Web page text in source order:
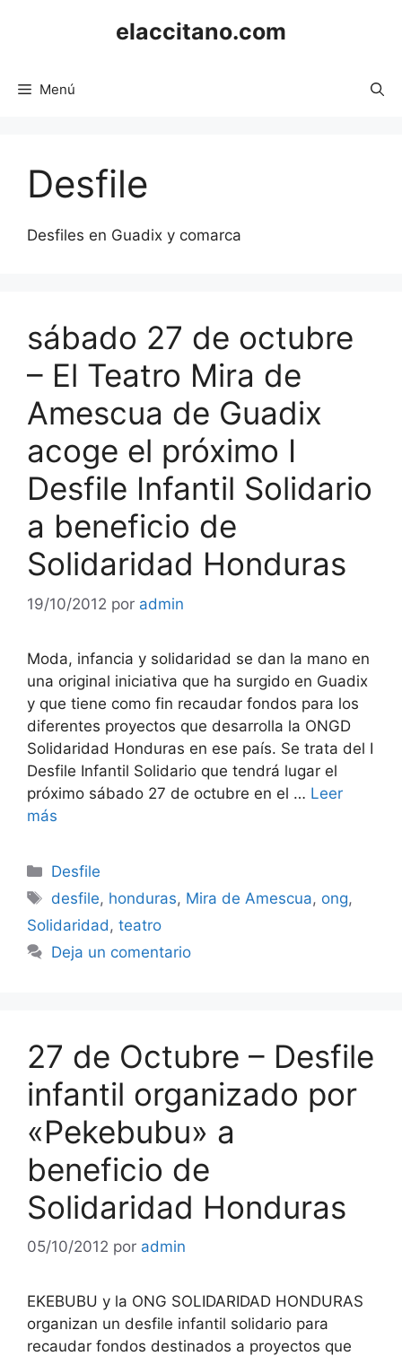
elaccitano.com
Menú
Desfile
Desfiles en Guadix y comarca
sábado 27 de octubre
– El Teatro Mira de
Amescua de Guadix
acoge el próximo I
Desfile Infantil Solidario
a beneficio de
Solidaridad Honduras
19/10/2012 por admin
Moda, infancia y solidaridad se dan la mano en
una original iniciativa que ha surgido en Guadix
y que tiene como fin recaudar fondos para los
diferentes proyectos que desarrolla la ONGD
Solidaridad Honduras en ese país. Se trata del I
Desfile Infantil Solidario que tendrá lugar el
próximo sábado 27 de octubre en el … Leer
más
Categorías
Desfile
Etiquetas
desfile, honduras, Mira de Amescua, ong,
Solidaridad , teatro
Deja un comentario
27 de Octubre – Desfile
infantil organizado por
«Pekebubu» a
beneficio de
Solidaridad Honduras
05/10/2012 por admin
EKEBUBU y la ONG SOLIDARIDAD HONDURAS
organizan un desfile infantil solidario para
recaudar fondos destinados a proyectos que